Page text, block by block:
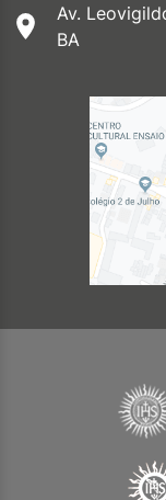
Av.
BA